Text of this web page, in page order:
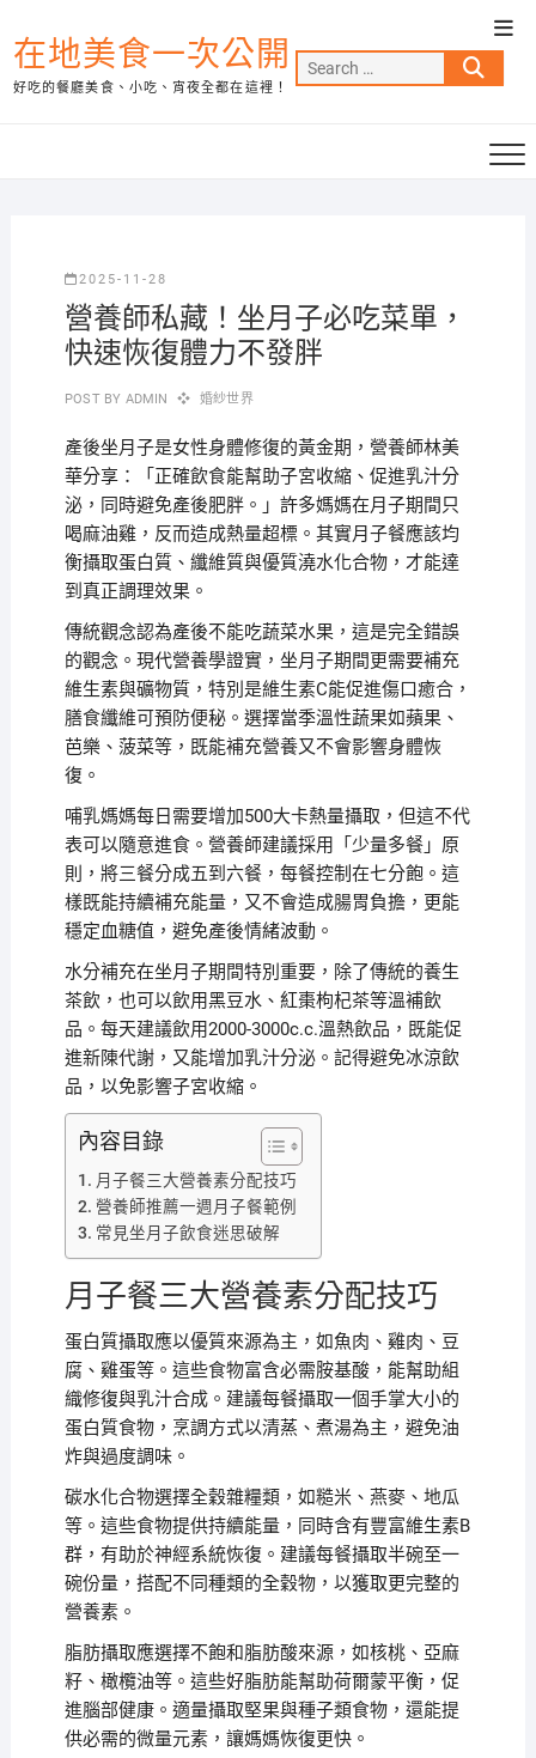
to
content
在地美食一次公開
好吃的餐廳美食、小吃、宵夜全都在這裡！
Search
…
2025-11-28
營養師私藏！坐月子必吃菜單，
快速恢復體力不發胖
POST BY ADMIN 婚紗世界
產後坐月子是女性身體修復的黃金期，營養師林美
華分享：「正確飲食能幫助子宮收縮、促進乳汁分
泌，同時避免產後肥胖。」許多媽媽在月子期間只
喝麻油雞，反而造成熱量超標。其實月子餐應該均
衡攝取蛋白質、纖維質與優質澆水化合物，才能達
到真正調理效果。
傳統觀念認為產後不能吃蔬菜水果，這是完全錯誤
的觀念。現代營養學證實，坐月子期間更需要補充
維生素與礦物質，特別是維生素C能促進傷口癒合，
膳食纖維可預防便秘。選擇當季溫性蔬果如蘋果、
芭樂、菠菜等，既能補充營養又不會影響身體恢
復。
哺乳媽媽每日需要增加500大卡熱量攝取，但這不代
表可以隨意進食。營養師建議採用「少量多餐」原
則，將三餐分成五到六餐，每餐控制在七分飽。這
樣既能持續補充能量，又不會造成腸胃負擔，更能
穩定血糖值，避免產後情緒波動。
水分補充在坐月子期間特別重要，除了傳統的養生
茶飲，也可以飲用黑豆水、紅棗枸杞茶等溫補飲
品。每天建議飲用2000-3000c.c.溫熱飲品，既能促
進新陳代謝，又能增加乳汁分泌。記得避免冰涼飲
品，以免影響子宮收縮。
內容目錄
月子餐三大營養素分配技巧
營養師推薦一週月子餐範例
常見坐月子飲食迷思破解
月子餐三大營養素分配技巧
蛋白質攝取應以優質來源為主，如魚肉、雞肉、豆
腐、雞蛋等。這些食物富含必需胺基酸，能幫助組
織修復與乳汁合成。建議每餐攝取一個手掌大小的
蛋白質食物，烹調方式以清蒸、煮湯為主，避免油
炸與過度調味。
碳水化合物選擇全穀雜糧類，如糙米、燕麥、地瓜
等。這些食物提供持續能量，同時含有豐富維生素B
群，有助於神經系統恢復。建議每餐攝取半碗至一
碗份量，搭配不同種類的全穀物，以獲取更完整的
營養素。
脂肪攝取應選擇不飽和脂肪酸來源，如核桃、亞麻
籽、橄欖油等。這些好脂肪能幫助荷爾蒙平衡，促
進腦部健康。適量攝取堅果與種子類食物，還能提
供必需的微量元素，讓媽媽恢復更快。